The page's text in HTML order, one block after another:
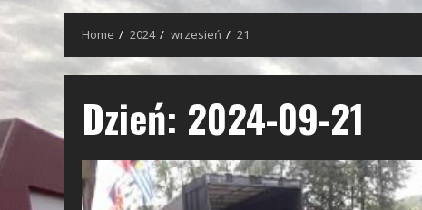
Home 2024 wrzesień 21
Dzień: 2024-09-21